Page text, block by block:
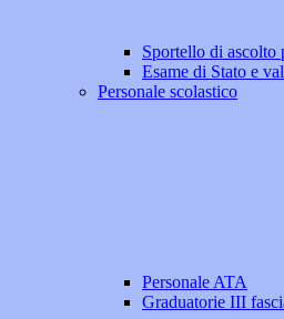
Sportello di ascolto
Esame di Stato e
Personale scolastico
Personale ATA
Graduatorie III